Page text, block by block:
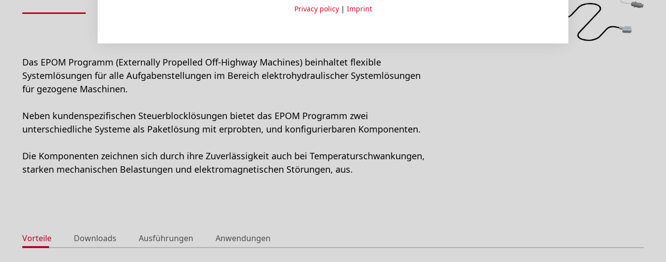
Das EPOM Programm (Externally Propelled Off-Highway Machines) beinhaltet flexible
Systemlösungen für alle Aufgabenstellungen im Bereich elektrohydraulischer Systemlösungen
für gezogene Maschinen.
Neben kundenspezifischen Steuerblocklösungen bietet das EPOM Programm zwei
unterschiedliche Systeme als Paketlösung mit erprobten, und konfigurierbaren Komponenten.
Die Komponenten zeichnen sich durch ihre Zuverlässigkeit auch bei Temperaturschwankungen,
starken mechanischen Belastungen und elektromagnetischen Störungen, aus.
Vorteile Downloads Ausführungen Anwendungen
Privacy policy| Imprint